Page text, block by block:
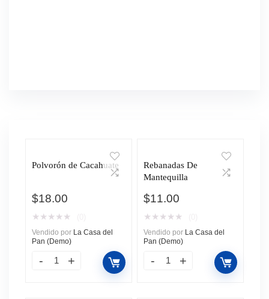
Polvorón de Cacahuate
$18.00
★ ★ ★ ★ ★
Vendido por La Casa del
Pan (Demo)
Rebanadas De
Mantequilla
$11.00
★ ★ ★ ★ ★
Vendido por La Casa del
Pan (Demo)